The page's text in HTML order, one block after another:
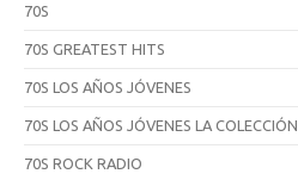
70S
70S GREATEST HITS
70S LOS AÑOS JÓVENES
70S LOS AÑOS JÓVENES LA COLECCIÓN
70S ROCK RADIO